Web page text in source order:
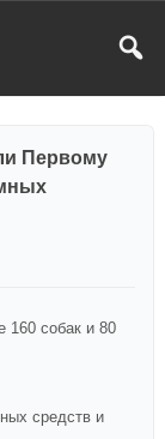
Первому
160 собак и 80
средств и